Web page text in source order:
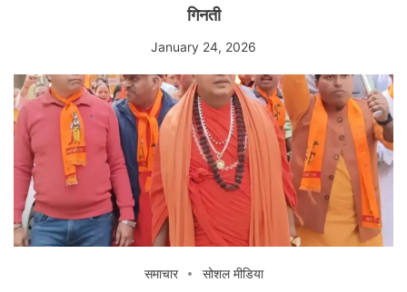
गिनती
January 24, 2026
समाचार सोशल मीडिया